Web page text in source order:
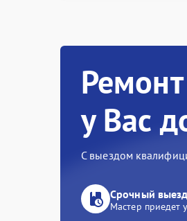
у Вас
С выездом
Срочный выезд
Мастер приедет